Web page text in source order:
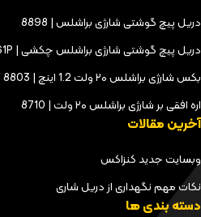
دریل پیچ گوشتی شارژی براشلس | 8898
دریل پیچ گوشتی شارژی براشلس چکشی | 8861P
بکس شارژی براشلس ۲۰ ولت 1.2 اینچ | 8803
اره افقی بر شارژی براشلس ۲۰ ولت | 8710
آخرین مقالات
وبسایت جدید کنزاکس
نکات مهم نگهداری از دریل شاری
دسته بندی ها